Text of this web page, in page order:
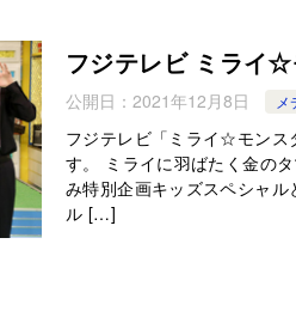
フジテレビ ミライ
公開日： 2021年12月8日 メ
フジテレビ「ミライ☆モンス
す。 ミライに羽ばたく金の
み特別企画キッズスペシャ
ル […]